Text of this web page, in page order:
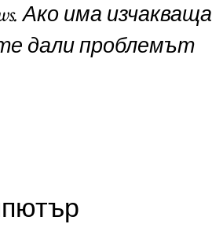
Ако има изчакваща
дали проблемът